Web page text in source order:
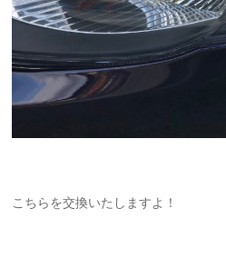
こちらを交換いたしますよ！